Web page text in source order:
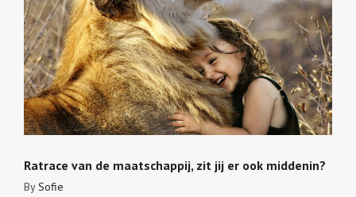
Ratrace van de maatschappij, zit jij er ook middenin?
BySofie